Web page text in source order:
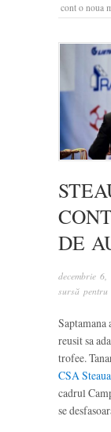
cont o noua
DE
decembrie 6,
sursă pentru
Saptamana
reusit sa
trofee.
CSA
cadrul
se